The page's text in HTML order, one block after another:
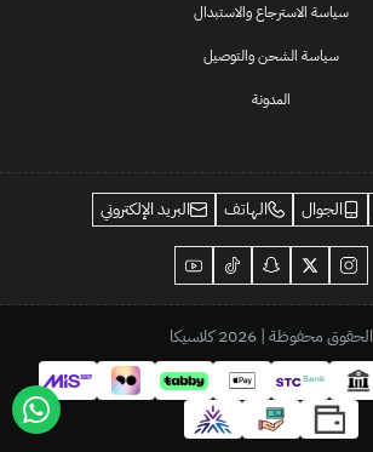
سياسة الاسترجاع والاستبدال
سياسة الشحن والتوصيل
المدونة
الجوال الهاتف البريد الإلكتروني
الحقوق محفوظة | 2026 كلاسيكا